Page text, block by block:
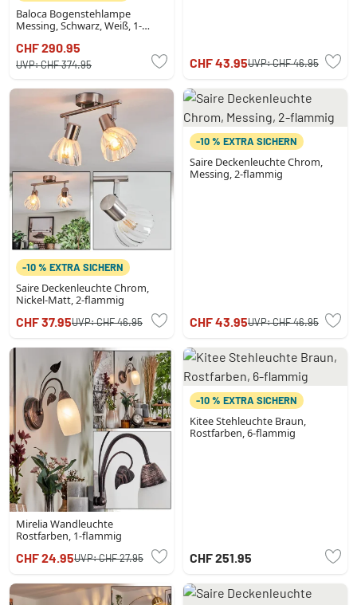
Baloca Bogenstehlampe
Messing, Schwarz, Weiß, 1-
CHF 290.95
UVP:CHF 374.95 CHF 43.95UVP:CHF 46.95
-10 % EXTRA SICHERN
Saire Deckenleuchte Chrom,
Nickel-Matt, 2-flammig
CHF 37.95UVP:CHF 46.95
-10 % EXTRA SICHERN
Saire Deckenleuchte Chrom,
Messing, 2-flammig
CHF 43.95UVP:CHF 46.95
Mirelia Wandleuchte
Rostfarben, 1-flammig
CHF 24.95UVP:CHF 27.95
-10 % EXTRA SICHERN
Kitee Stehleuchte Braun,
Rostfarben, 6-flammig
CHF 251.95